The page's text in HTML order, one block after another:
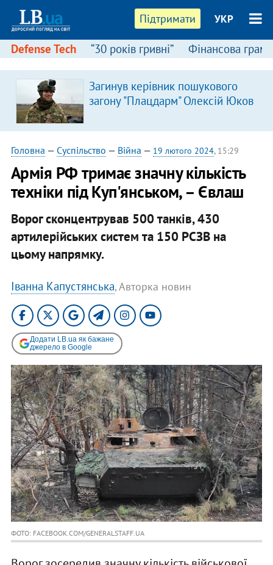
Підтримати УКР
Defense Tech “30 років гривні” Фінансова
Загинув керівник пошукового
загону "Плацдарм" Олексій Юков
Головна — Суспільство — Війна — 19 лютого 2024, 15:29
Армія РФ тримає значну кількість
техніки під Куп'янськом, – Євлаш
Ворог сконцентрував 500 танків, 430
артилерійських систем та 150 РСЗВ на
цьому напрямку.
Іванна Капустянська, Авторка новин
Додати LB.ua як бажане
джерело в Google
ФОТО: FACEBOOK.COM/GENERALSTAFF.UA